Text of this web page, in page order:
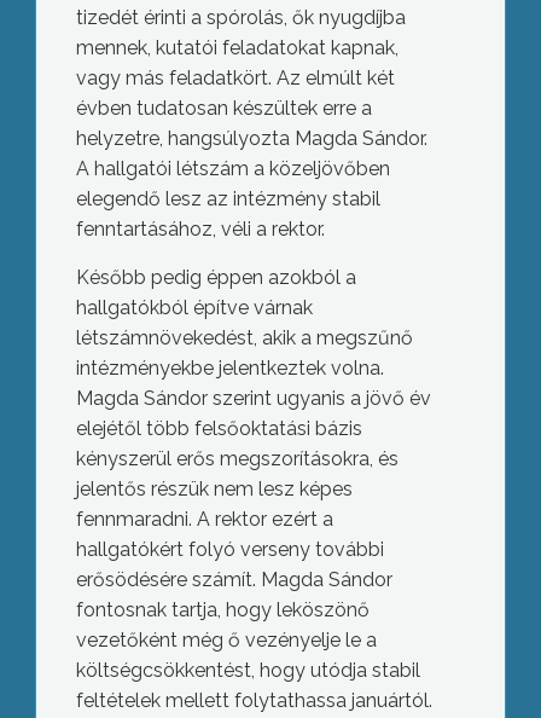
tizedét érinti a spórolás, ők nyugdíjba
mennek, kutatói feladatokat kapnak,
vagy más feladatkört. Az elmúlt két
évben tudatosan készültek erre a
helyzetre, hangsúlyozta Magda Sándor.
A hallgatói létszám a közeljövőben
elegendő lesz az intézmény stabil
fenntartásához, véli a rektor.
Később pedig éppen azokból a
hallgatókból építve várnak
létszámnövekedést, akik a megszűnő
intézményekbe jelentkeztek volna.
Magda Sándor szerint ugyanis a jövő év
elejétől több felsőoktatási bázis
kényszerül erős megszorításokra, és
jelentős részük nem lesz képes
fennmaradni. A rektor ezért a
hallgatókért folyó verseny további
erősödésére számít. Magda Sándor
fontosnak tartja, hogy leköszönő
vezetőként még ő vezényelje le a
költségcsökkentést, hogy utódja stabil
feltételek mellett folytathassa januártól.